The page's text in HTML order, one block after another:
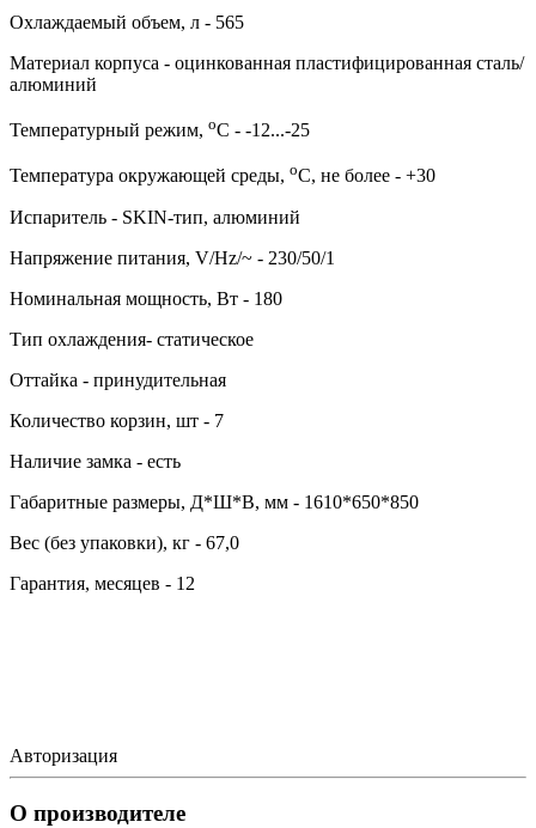
Охлаждаемый объем, л - 565
Материал корпуса - оцинкованная пластифицированная сталь/
алюминий
Температурный режим, оC - -12...-25
Температура окружающей среды, оC, не более - +30
Испаритель - SKIN-тип, алюминий
Напряжение питания, V/Hz/~ - 230/50/1
Номинальная мощность, Вт - 180
Тип охлаждения- статическое
Оттайка - принудительная
Количество корзин, шт - 7
Наличие замка - есть
Габаритные размеры, Д*Ш*В, мм - 1610*650*850
Вес (без упаковки), кг - 67,0
Гарантия, месяцев - 12
Авторизация
О производителе